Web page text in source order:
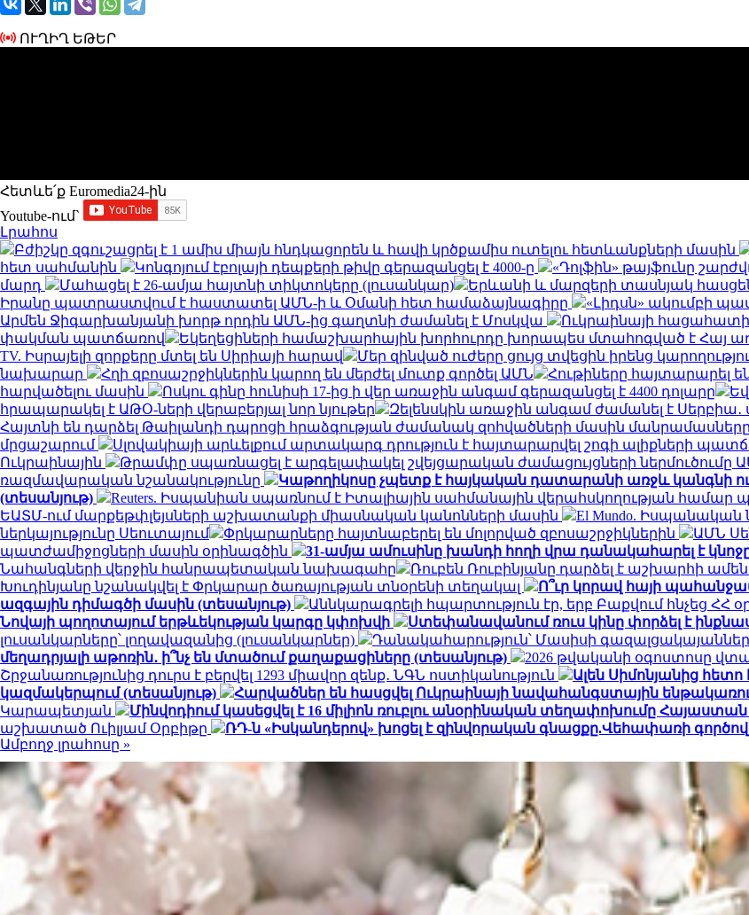
ՈՒՂԻՂ ԵԹԵՐ
Հետևե՛ք Euromedia24-ին
Youtube-ում`
Լրահոս
Բժիշկը զգուշացրել է 1 ամիս միայն հնդկացորեն և հավի կրծքամիս ուտելու հետևանքների մասին
հետ սահմանին
Կոնգոյում էբոլայի դեպքերի թիվը գերազանցել է 4000-ը
«Դոլֆին» թայֆունը
մարդ
Մահացել է 26-ամյա հայտնի տիկտոկերը (լուսանկար)
Երևանի և մարզերի տասնյակ
Իրանը պատրաստվում է հաստատել ԱՄՆ-ի և Օմանի հետ համաձայնագիրը
«Լիդսն» ակումբի
Արմեն Ջիգարխանյանի խորթ որդին ԱՄՆ-ից գաղտնի ժամանել է Մոսկվա
Ուկրաինայի
փակման պատճառով
Եկեղեցիների համաշխարհային խորհուրդը խորապես մտահոգված է Հայ
TV. Իսրայելի զորքերը մտել են Սիրիայի հարավ
Մեր զինված ուժերը ցույց տվեցին իրենց
նախարար
Հղի զբոսաշրջիկներին կարող են մերժել մուտք գործել ԱՄՆ
Հութիները հայտարարել
հարվածելու մասին
Ոսկու գինը հունիսի 17-ից ի վեր առաջին անգամ գերազանցել է 4400 դոլարը
հրապարակել է ԱԹՕ-ների վերաբերյալ նոր նյութեր
Զելենսկին առաջին անգամ ժամանել է Սերբիա․
Հայտնի են դարձել Թաիլանդի դպրոցի հրաձգության ժամանակ զոհվածների մասին մանրամասները
մրցաշարում
Սլովակիայի արևելքում արտակարգ դրություն է հայտարարվել շոգի ալիքների
Ուկրաինային
Թրամփը սպառնացել է արգելափակել շվեյցարական ժամացույցների ներմուծումը
ռազմավարական նշանակությունը
Կաթողիկոսը չպետք է հայկական դատարանի առջև կանգնի
(տեսանյութ)
Reuters. Իսպանիան սպառնում է Իտալիային սահմանային վերահսկողության
ԵԱՏՄ-ում մարքեթփլեյսների աշխատանքի միասնական կանոնների մասին
El Mundo. Իսպանական
ներկայությունը Սեուտայում
Փրկարարները հայտնաբերել են մոլորված զբոսաշրջիկներին
ԱՄՆ
պատժամիջոցների մասին օրինագծին
31-ամյա ամուսինը խանդի հողի վրա դանակահարել է
Նահանգների վերջին հանրապետական ​​նախագահը
Ռուբեն Ռուբինյանը դարձել է աշխարհի
Խուդինյանը նշանակվել է Փրկարար ծառայության տնօրենի տեղակալ
Ո՞ւր կորավ հայի
ազգային դիմագծի մասին (տեսանյութ)
Աննկարագրելի հպարտություն էր, երբ Բաքվում հնչեց ՀՀ
Նովայի պողոտայում երթևեկության կարգը կփոխվի
Ստեփանավանում ռուս կինը փորձել է
լուսանկարները՝ լողավազանից (լուսանկարներ)
Դանակահարություն՝ Մասիսի
մեղադրյալի աթոռին․ ի՞նչ են մտածում քաղաքացիները (տեսանյութ)
2026 թվականի օգոստոսը
Շրջանառությունից դուրս է բերվել 1293 միավոր զենք․ ՆԳՆ ոստիկանություն
Ալեն Սիմոնյանից հետո
կազմակերպում (տեսանյութ)
Հարվածներ են հասցվել Ուկրաինայի նավահանգստային
Կարապետյան
Մինվոդիում կասեցվել է 16 միլիոն ռուբլու անօրինական տեղափոխումը Հայաստան
աշխատած Ուիլյամ Օրբիթը
ՌԴ-ն «Իսկանդերով» խոցել է զինվորական գնացքը.Վեհափառի
Ամբողջ լրահոսը »